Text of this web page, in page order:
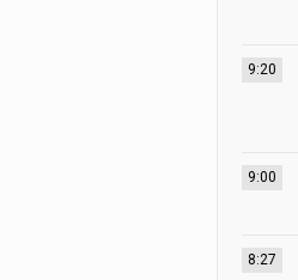
9:20
9:00
8:27